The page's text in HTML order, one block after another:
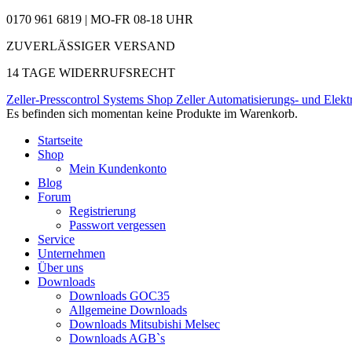
0170 961 6819 | MO-FR 08-18 UHR
ZUVERLÄSSIGER VERSAND
14 TAGE WIDERRUFSRECHT
Zeller-Presscontrol Systems Shop Zeller Automatisierungs- und
Es befinden sich momentan keine Produkte im Warenkorb.
Startseite
Shop
Mein Kundenkonto
Blog
Forum
Registrierung
Passwort vergessen
Service
Unternehmen
Über uns
Downloads
Downloads GOC35
Allgemeine Downloads
Downloads Mitsubishi Melsec
Downloads AGB`s